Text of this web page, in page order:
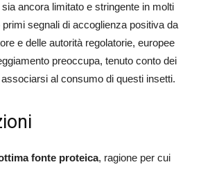
ancora limitato e stringente in molti
segnali di accoglienza positiva da
e delle autorità regolatorie, europee
preoccupa, tenuto conto dei
al consumo di questi insetti.
fonte proteica, ragione per cui